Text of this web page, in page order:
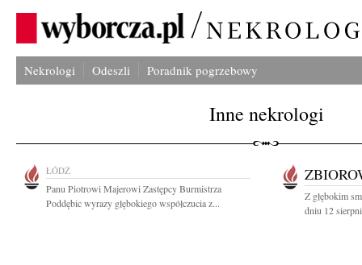
Nekrologi Odeszli Poradnik pogrzebowy
Inne nekrologi
ŁÓDŹ
Panu Piotrowi Majerowi Zastępcy Burmistrza
Poddębic wyrazy głębokiego współczucia z...
Z głębokim
dniu 12